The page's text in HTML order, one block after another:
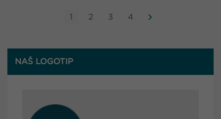
NAŠ LOGOTIP
1 2 3 4